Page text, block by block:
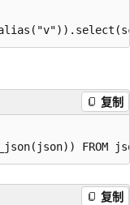
复制
复制